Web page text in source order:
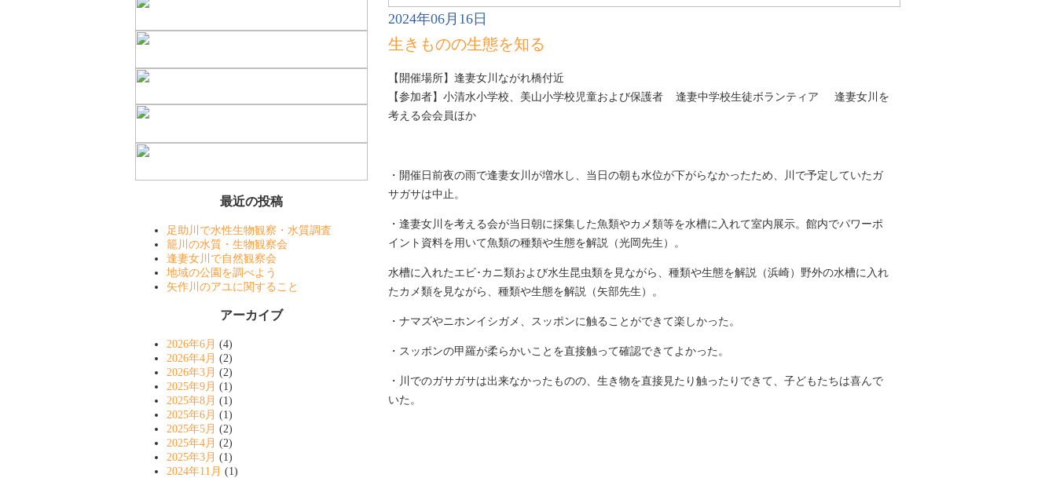
最近の投稿
足助川で水性生物観察・水質調査
籠川の水質・生物観察会
逢妻女川で自然観察会
地域の公園を調べよう
矢作川のアユに関すること
アーカイブ
2026年6月 (4)
2026年4月 (2)
2026年3月 (2)
2025年9月 (1)
2025年8月 (1)
2025年6月 (1)
2025年5月 (2)
2025年4月 (2)
2025年3月 (1)
2024年11月 (1)
2024年06月16日
生きものの生態を知る
【開催場所】逢妻女川ながれ橋付近
【参加者】小清水小学校、美山小学校児童および保護者 逢妻中学校生徒ボランティア 逢妻女川を
考える会会員ほか
・開催日前夜の雨で逢妻女川が増水し、当日の朝も水位が下がらなかったため、川で予定していたガ
サガサは中止。
・逢妻女川を考える会が当日朝に採集した魚類やカメ類等を水槽に入れて室内展示。館内でパワーポ
イント資料を用いて魚類の種類や生態を解説（光岡先生）。
水槽に入れたエビ･カニ類および水生昆虫類を見ながら、種類や生態を解説（浜崎）野外の水槽に入れ
たカメ類を見ながら、種類や生態を解説（矢部先生）。
・ナマズやニホンイシガメ、スッポンに触ることができて楽しかった。
・スッポンの甲羅が柔らかいことを直接触って確認できてよかった。
・川でのガサガサは出来なかったものの、生き物を直接見たり触ったりできて、子どもたちは喜んで
いた。